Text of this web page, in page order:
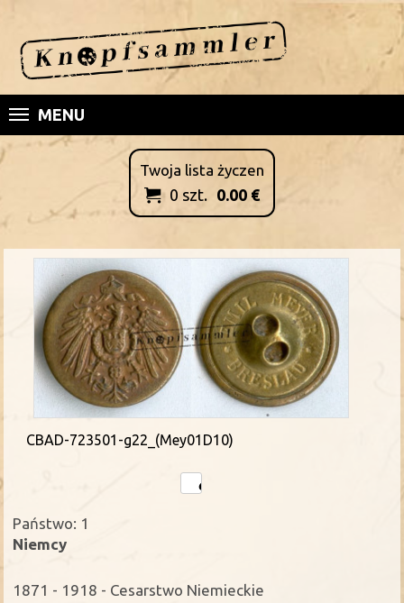
MENU
Twoja lista życzen
 0 szt. 0.00 €
CBAD-723501-g22_(Mey01D10)
Państwo: 1
Niemcy
1871 - 1918 - Cesarstwo Niemieckie